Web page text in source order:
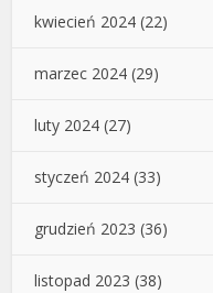
kwiecień 2024 (22)
marzec 2024 (29)
luty 2024 (27)
styczeń 2024 (33)
grudzień 2023 (36)
listopad 2023 (38)